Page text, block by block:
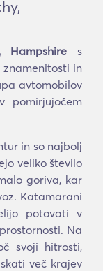
s
in
avtomobilov
in so najbolj
veliko število
goriva, kar
Katamarani
potovati v
Na
svoji hitrosti,
več krajev